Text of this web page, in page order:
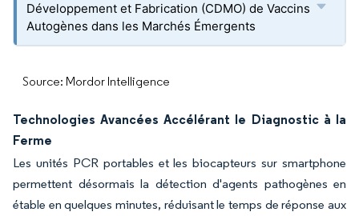
Développement et Fabrication (CDMO) de Vaccins
Autogènes dans les Marchés Émergents
Source: Mordor Intelligence
Technologies Avancées Accélérant le Diagnostic à la
Ferme
Les unités PCR portables et les biocapteurs sur smartphone
permettent désormais la détection d'agents pathogènes en
étable en quelques minutes, réduisant le temps de réponse aux